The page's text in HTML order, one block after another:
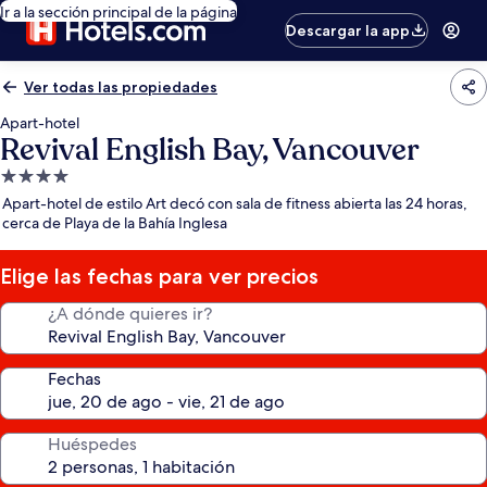
Ir a la sección principal de la página
Descargar la app
Ver todas las propiedades
Apart-hotel
Revival English Bay, Vancouver
Propiedad
de
4.0
estrellas
Apart-hotel de estilo Art decó con sala de fitness abierta las 24 horas,
cerca de Playa de la Bahía Inglesa
Elige las fechas para ver precios
¿A dónde quieres ir?
Fechas
Huéspedes